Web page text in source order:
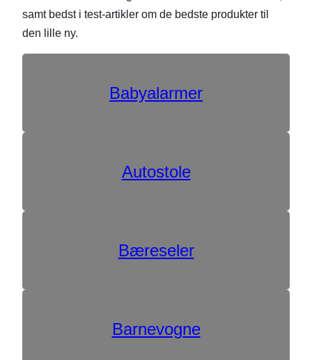
samt bedst i test-artikler om de bedste produkter til
den lille ny.
Babyalarmer
Autostole
Bæreseler
Barnevogne